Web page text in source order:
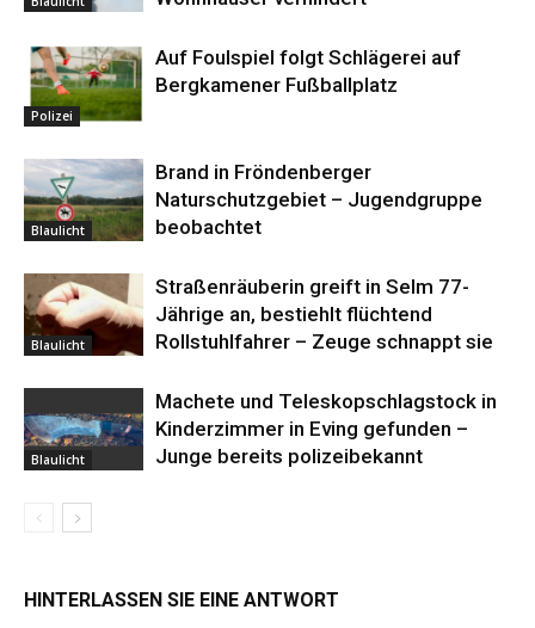
Polizei
Auf Foulspiel folgt Schlägerei auf
Bergkamener Fußballplatz
Blaulicht
Brand in Fröndenberger
Naturschutzgebiet – Jugendgruppe
beobachtet
Blaulicht
Straßenräuberin greift in Selm 77-
Jährige an, bestiehlt flüchtend
Rollstuhlfahrer – Zeuge schnappt sie
Blaulicht
Machete und Teleskopschlagstock in
Kinderzimmer in Eving gefunden –
Junge bereits polizeibekannt
HINTERLASSEN SIE EINE ANTWORT